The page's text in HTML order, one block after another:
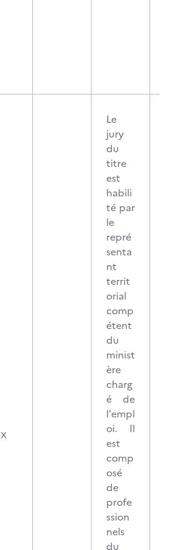
X
Le
jury
du
titre
est
habili
té par
le
repré
senta
nt
territ
orial
comp
étent
du
minist
ère
charg
é de
l'empl
oi. Il
est
comp
osé
de
profe
ssion
nels
du